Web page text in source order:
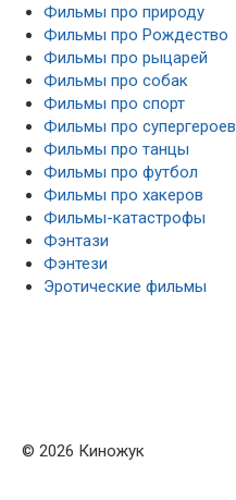
Фильмы про природу
Фильмы про Рождество
Фильмы про рыцарей
Фильмы про собак
Фильмы про спорт
Фильмы про супергероев
Фильмы про танцы
Фильмы про футбол
Фильмы про хакеров
Фильмы-катастрофы
Фэнтази
Фэнтези
Эротические фильмы
© 2026 Киножук